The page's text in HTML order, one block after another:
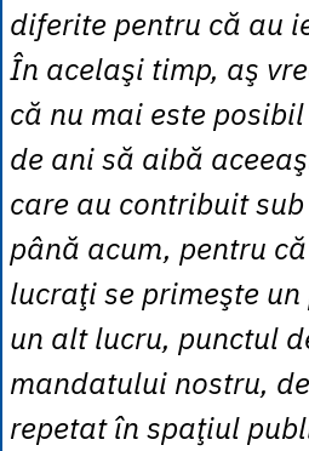
diferite pentru că au
În acelaşi timp, aş
că nu mai este
de ani să aibă
care au contribuit
până acum, pentru
lucraţi se primeşte
un alt lucru, punctul
mandatului nostru,
repetat în spaţiul